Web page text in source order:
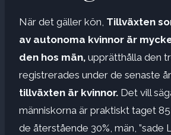
När det gäller kön, Tillväxten
av autonoma kvinnor är
den hos män, upprätthålla den
registrerades under de senaste
tillväxten är kvinnor. Det vill
människorna är praktiskt taget
de återstående 30%, män, ”sade